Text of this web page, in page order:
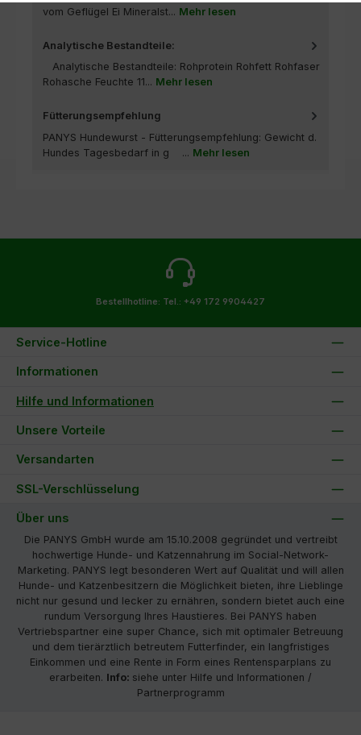
vom Geflügel Ei Mineralst... Mehr lesen
Analytische Bestandteile:
Analytische Bestandteile: Rohprotein Rohfett Rohfaser
Rohasche Feuchte 11... Mehr lesen
Fütterungsempfehlung
PANYS Hundewurst - Fütterungsempfehlung: Gewicht d.
Hundes Tagesbedarf in g ... Mehr lesen
Bestellhotline: Tel.: +49 172 9904427
Service-Hotline
Informationen
Hilfe und Informationen
Unsere Vorteile
Versandarten
SSL-Verschlüsselung
Über uns
Die PANYS GmbH wurde am 15.10.2008 gegründet und vertreibt
hochwertige Hunde- und Katzennahrung im Social-Network-
Marketing. PANYS legt besonderen Wert auf Qualität und will allen
Hunde- und Katzenbesitzern die Möglichkeit bieten, ihre Lieblinge
nicht nur gesund und lecker zu ernähren, sondern bietet auch eine
rundum Versorgung Ihres Haustieres. Bei PANYS haben
Vertriebspartner eine super Chance, sich mit optimaler Betreuung
und dem tierärztlich betreutem Futterfinder, ein langfristiges
Einkommen und eine Rente in Form eines Rentensparplans zu
erarbeiten. Info: siehe unter Hilfe und Informationen /
Partnerprogramm